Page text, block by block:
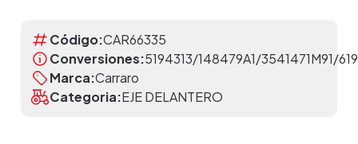
Código:CAR66335
Conversiones:5194313/148479A1/3541471M91/
Marca:Carraro
Categoria:EJE DELANTERO